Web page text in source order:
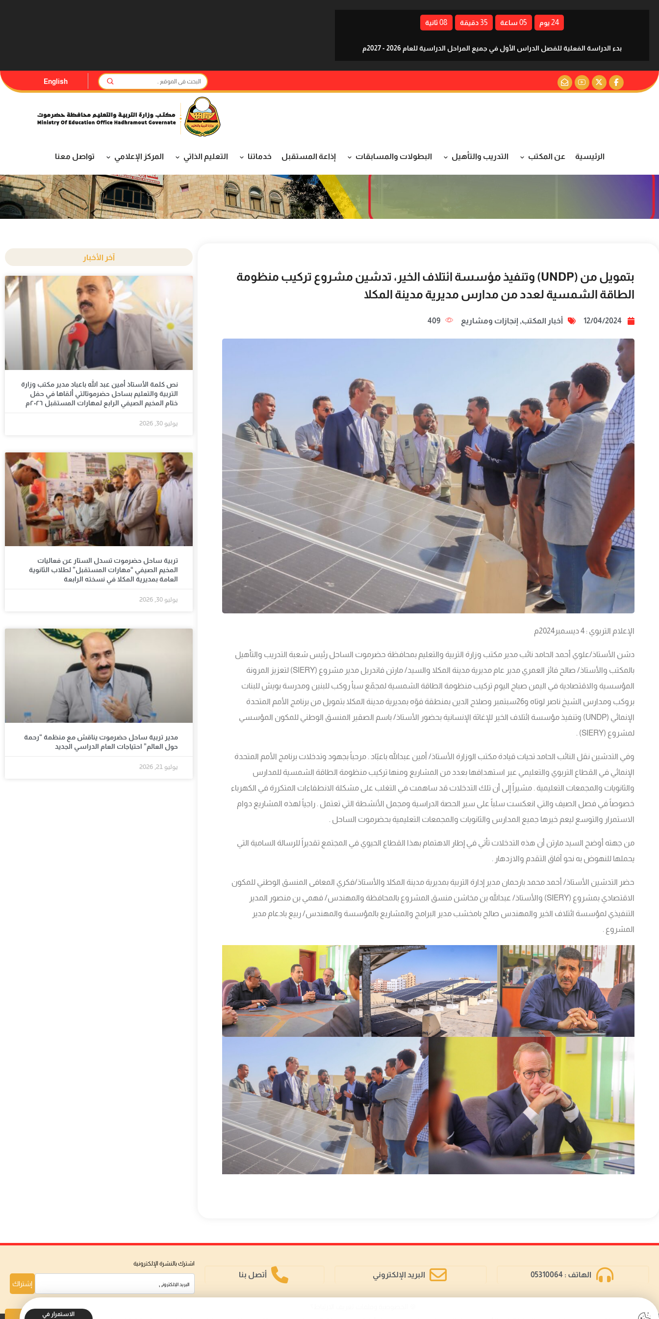
24 يوم 05 ساعة 35 دقيقة 07 ثانية
بدء الدراسة الفعلية للفصل الدراس الأول في جميع المراحل الدراسية للعام 2026 - 2027م
English
الرئيسية عن المكتب التدريب والتأهيل البطولات والمسابقات إذاعة المستقبل خدماتنا التعليم الذاتي المركز الإعلامي تواصل معنا
بتمويل من (UNDP) وتنفيذ مؤسسة ائتلاف الخير، تدشين مشروع تركيب منظومة
الطاقة الشمسية لعدد من مدارس مديرية مدينة المكلا
12/04/2024 أخبار المكتب, إنجازات ومشاريع 409
الإعلام التربوي : 4 ديسمبر2024م
دشن الأستاذ/علوي أحمد الحامد نائب مدير مكتب وزارة التربية والتعليم بمحافظة حضرموت الساحل رئيس شعبة التدريب والتأهيل
بالمكتب والأستاذ/ صالح فائز العمري مدير عام مديرية مدينة المكلا والسيد/ مارتن فاندريل مدير مشروع (SIERY) لتعزيز المرونة
المؤسسية والاقتصادية في اليمن صباح اليوم تركيب منظومة الطاقة الشمسية لمجمّع سبأ روكب للبنين ومدرسة بويش للبنات
بروكب ومدارس الشيخ ناصر لوتاه و26سبتمبر وصلاح الدين بمنطقة فوّه بمديرية مدينة المكلا بتمويل من برنامج الأمم المتحدة
الإنمائي (UNDP) وتنفيذ مؤسسة ائتلاف الخير للإغاثة الإنسانية بحضور الأستاذ/ باسم الصقير المنسق الوطني للمكون المؤسسي
لمشروع (SIERY) .
وفي التدشين نقل النائب الحامد تحيات قيادة مكتب الوزارة الأستاذ/ أمين عبدالله باعبّاد . مرحباً بجهود وتدخلات برنامج الأمم المتحدة
الإنمائي في القطاع التربوي والتعليمي عبر استهدافها بعدد من المشاريع ومنها تركيب منظومة الطاقة الشمسية للمدارس
والثانويات والمجمعات التعليمية . مشيراً إلى أن تلك التدخلات قد ساهمت في التغلب على مشكلة الانطفاءات المتكررة في الكهرباء
خصوصاً في فصل الصيف والتي انعكست سلباً على سير الحصة الدراسية ومجمل الأنشطة التي تعتمل . راجياً لهذه المشاريع دوام
الاستمرار والتوسع ليعم خيرها جميع المدارس والثانويات والمجمعات التعليمية بحضرموت الساحل .
من جهته أوضح السيد مارتن أن هذه التدخلات تأتي في إطار الاهتمام بهذا القطاع الحيوي في المجتمع تقديراً للرسالة السامية التي
يحملها للنهوض به نحو آفاق التقدم والازدهار .
حضر التدشين الأستاذ/ أحمد محمد بارحمان مدير إدارة التربية بمديرية مدينة المكلا والأستاذ/فكري المعافى المنسق الوطني للمكون
الاقتصادي بمشروع (SIERY) والأستاذ/ عبدالله بن مخاشن منسق المشروع بالمحافظة والمهندس/ فهمي بن منصور المدير
التنفيذي لمؤسسة ائتلاف الخير والمهندس صالح بامخشب مدير البرامج والمشاريع بالمؤسسة والمهندس/ ربيع بادعام مدير
المشروع .
آخر الأخبار
نص كلمة الأستاذ أمين عبد الله باعباد مدير مكتب وزارة
التربية والتعليم بساحل حضرموتالتي ألقاها في حفل
ختام المخيم الصيفي الرابع لمهارات المستقبل ٢٠٢٦م
يوليو 30, 2026
تربية ساحل حضرموت تسدل الستار عن فعاليات
المخيم الصيفي “مهارات المستقبل” لطلاب الثانوية
العامة بمديرية المكلا في نسخته الرابعة
يوليو 30, 2026
مدير تربية ساحل حضرموت يناقش مع منظمة “رحمة
حول العالم” احتياجات العام الدراسي الجديد
يوليو 21, 2026
الهاتف : 05310064 البريد الإلكتروني أتصل بنا
اشترك بالنشرة الإلكترونية
إشتراك
الاستمرار في